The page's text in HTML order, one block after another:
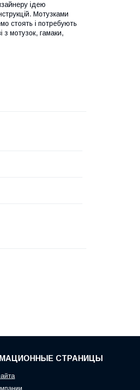
ідею
Мотузками
стоять і потребують
з мотузок, гамаки,
СТРАНИЦЫ